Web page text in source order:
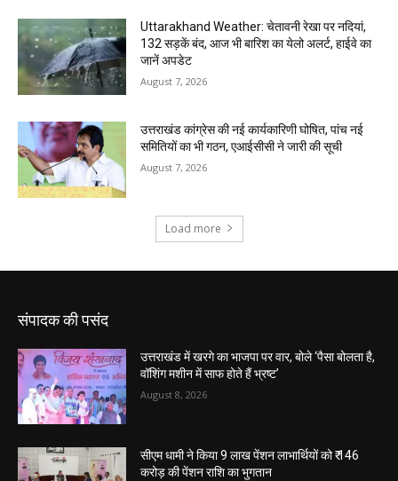
संपादक की पसंद
उत्तराखंड में खरगे का भाजपा पर वार, बोले ‘पैसा बोलता है,
वॉशिंग मशीन में साफ होते हैं भ्रष्ट’
August 8, 2026
सीएम धामी ने किया 9 लाख पेंशन लाभार्थियों को ₹ 146
करोड़ की पेंशन राशि का भुगतान